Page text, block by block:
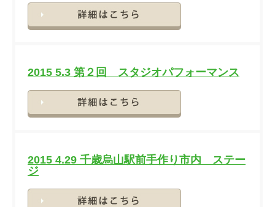
2015 5.3 第２回 スタジオパフォーマンス
2015 4.29 千歳烏山駅前手作り市内 ステー
ジ